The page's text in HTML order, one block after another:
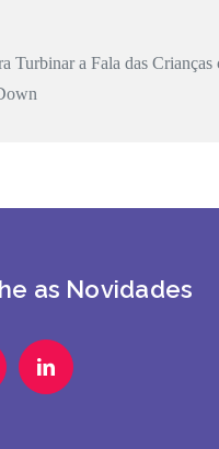
Turbinar a Fala das Crianças
as Novidades